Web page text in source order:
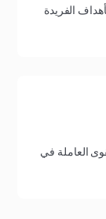
الفريدة
العاملة في